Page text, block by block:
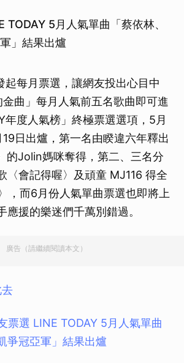
TODAY 5月人氣單曲「蔡依林、
」結果出爐
起每月票選，讓網友投出心目中
金曲」每月人氣前五名歌曲即可進
年度人氣榜」終極票選選項，5月
日出爐，第一名由睽違六年釋出
的Jolin媽咪奪得，第二、三名分
〈會記得喔〉及頑童 MJ116 得全
，而6月份人氣單曲票選也即將上
應援的樂迷們千萬別錯過。
廣告（請繼續閱讀本文）
票選 LINE TODAY 5月人氣單曲
爭冠亞軍」結果出爐